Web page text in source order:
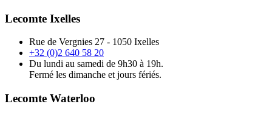
Lecomte Ixelles
Rue de Vergnies 27 - 1050 Ixelles
+32 (0)2 640 58 20
Du lundi au samedi de 9h30 à 19h.
Fermé les dimanche et jours fériés.
Lecomte Waterloo